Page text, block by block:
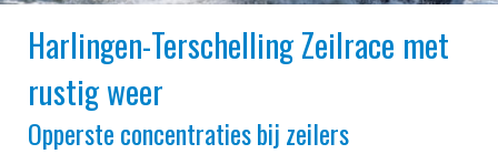
Harlingen-Terschelling Zeilrace met
rustig weer
Opperste concentraties bij zeilers